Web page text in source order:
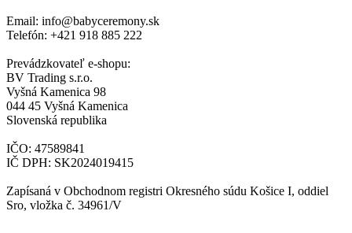
Email: info@babyceremony.sk
Telefón: +421 918 885 222
Prevádzkovateľ e-shopu:
BV Trading s.r.o.
Vyšná Kamenica 98
044 45 Vyšná Kamenica
Slovenská republika
IČO: 47589841
IČ DPH: SK2024019415
Zapísaná v Obchodnom registri Okresného súdu Košice I, oddiel
Sro, vložka č. 34961/V